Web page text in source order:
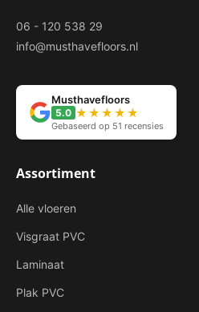
06 - 120 538 29
info@musthavefloors.nl
Musthavefloors
5.0 ★★★★★
Gebaseerd op 51 recensies
Assortiment
Alle vloeren
Visgraat PVC
Laminaat
Plak PVC